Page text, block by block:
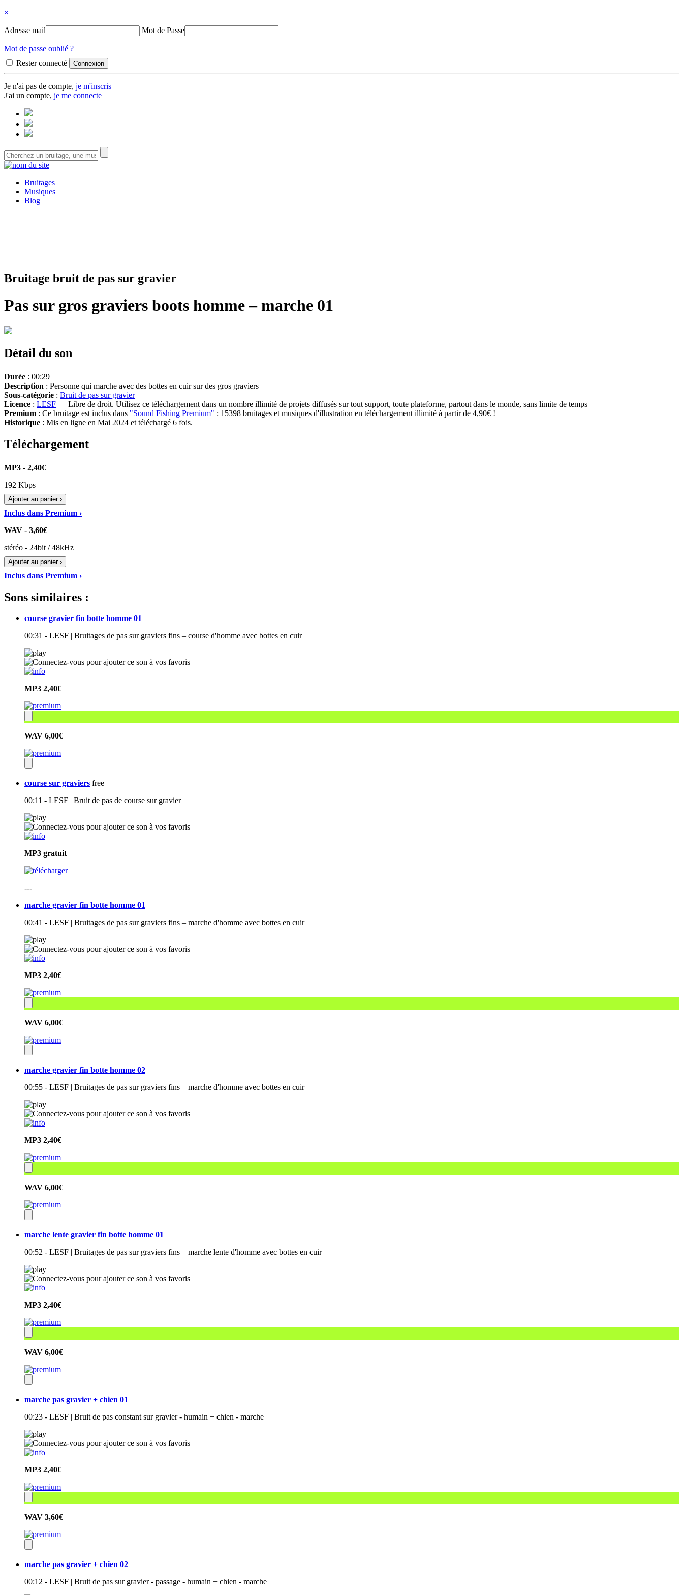
×
Adresse mail Mot de Passe
Mot de passe oublié ?
Rester connecté
Je n'ai pas de compte, je m'inscris
J'ai un compte, je me connecte
Bruitages
Musiques
Blog
Bruitage bruit de pas sur gravier
Pas sur gros graviers boots homme – marche 01
Détail du son
Durée : 00:29
Description : Personne qui marche avec des bottes en cuir sur des gros graviers
Sous-catégorie : Bruit de pas sur gravier
Licence : LESF — Libre de droit. Utilisez ce téléchargement dans un nombre illimité de projets diffusés sur tout support, toute plateforme, partout dans le monde, sans limite de temps
Premium : Ce bruitage est inclus dans "Sound Fishing Premium" : 15398 bruitages et musiques d'illustration en téléchargement illimité à partir de 4,90€ !
Historique : Mis en ligne en Mai 2024 et téléchargé 6 fois.
Téléchargement
MP3 - 2,40€
192 Kbps
Ajouter au panier ›
Inclus dans Premium ›
WAV - 3,60€
stéréo - 24bit / 48kHz
Ajouter au panier ›
Inclus dans Premium ›
Sons similaires :
course gravier fin botte homme 01
00:31 - LESF | Bruitages de pas sur graviers fins – course d'homme avec bottes en cuir
MP3 2,40€
WAV 6,00€
course sur graviers free
00:11 - LESF | Bruit de pas de course sur gravier
MP3 gratuit
---
marche gravier fin botte homme 01
00:41 - LESF | Bruitages de pas sur graviers fins – marche d'homme avec bottes en cuir
MP3 2,40€
WAV 6,00€
marche gravier fin botte homme 02
00:55 - LESF | Bruitages de pas sur graviers fins – marche d'homme avec bottes en cuir
MP3 2,40€
WAV 6,00€
marche lente gravier fin botte homme 01
00:52 - LESF | Bruitages de pas sur graviers fins – marche lente d'homme avec bottes en cuir
MP3 2,40€
WAV 6,00€
marche pas gravier + chien 01
00:23 - LESF | Bruit de pas constant sur gravier - humain + chien - marche
MP3 2,40€
WAV 3,60€
marche pas gravier + chien 02
00:12 - LESF | Bruit de pas sur gravier - passage - humain + chien - marche